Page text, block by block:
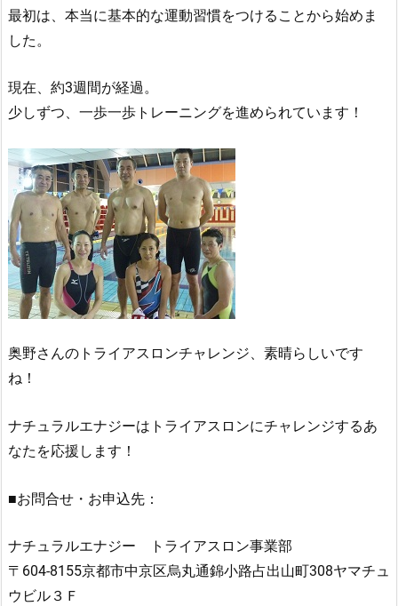
最初は、本当に基本的な運動習慣をつけることから始めま
した。
現在、約3週間が経過。
少しずつ、一歩一歩トレーニングを進められています！
奥野さんのトライアスロンチャレンジ、素晴らしいです
ね！
ナチュラルエナジーはトライアスロンにチャレンジするあ
なたを応援します！
■お問合せ・お申込先：
ナチュラルエナジー トライアスロン事業部
〒604-8155京都市中京区烏丸通錦小路占出山町308ヤマチュ
ウビル３Ｆ